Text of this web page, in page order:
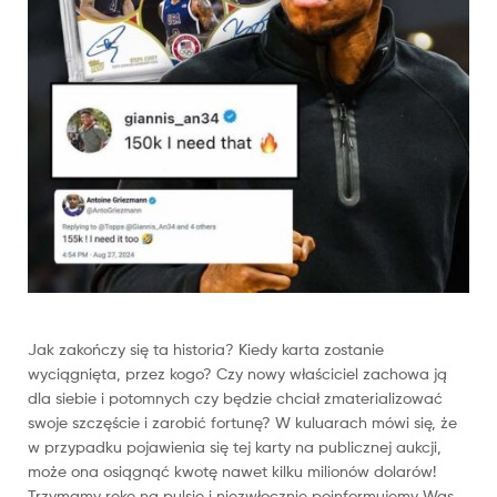
Jak zakończy się ta historia? Kiedy karta zostanie
wyciągnięta, przez kogo? Czy nowy właściciel zachowa ją
dla siebie i potomnych czy będzie chciał zmaterializować
swoje szczęście i zarobić fortunę? W kuluarach mówi się, że
w przypadku pojawienia się tej karty na publicznej aukcji,
może ona osiągnąć kwotę nawet kilku milionów dolarów!